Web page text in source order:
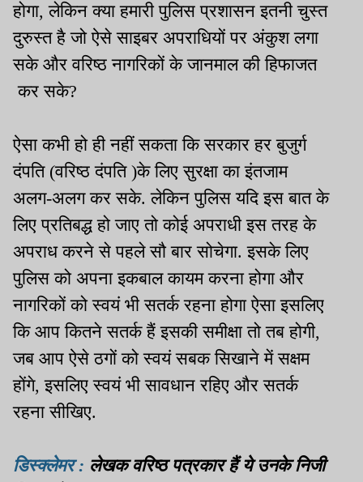
होगा, लेकिन क्या हमारी पुलिस प्रशासन इतनी चुस्त
दुरुस्त है जो ऐसे साइबर अपराधियों पर अंकुश लगा
सके और वरिष्ठ नागरिकों के जानमाल की हिफाजत
कर सके?
ऐसा कभी हो ही नहीं सकता कि सरकार हर बुजुर्ग
दंपति (वरिष्ठ दंपति )के लिए सुरक्षा का इंतजाम
अलग-अलग कर सके. लेकिन पुलिस यदि इस बात के
लिए प्रतिबद्ध हो जाए तो कोई अपराधी इस तरह के
अपराध करने से पहले सौ बार सोचेगा. इसके लिए
पुलिस को अपना इकबाल कायम करना होगा और
नागरिकों को स्वयं भी सतर्क रहना होगा ऐसा इसलिए
कि आप कितने सतर्क हैं इसकी समीक्षा तो तब होगी,
जब आप ऐसे ठगों को स्वयं सबक सिखाने में सक्षम
होंगे, इसलिए स्वयं भी सावधान रहिए और सतर्क
रहना सीखिए.
डिस्क्लेमर : लेखक वरिष्ठ पत्रकार हैं ये उनके निजी